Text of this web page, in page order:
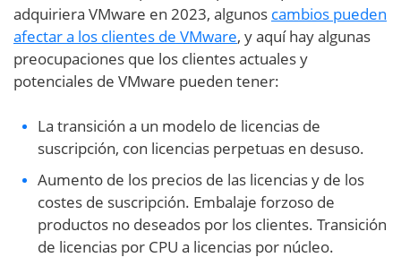
adquiriera VMware en 2023, algunos cambios pueden
afectar a los clientes de VMware, y aquí hay algunas
preocupaciones que los clientes actuales y
potenciales de VMware pueden tener:
La transición a un modelo de licencias de
suscripción, con licencias perpetuas en desuso.
Aumento de los precios de las licencias y de los
costes de suscripción. Embalaje forzoso de
productos no deseados por los clientes. Transición
de licencias por CPU a licencias por núcleo.